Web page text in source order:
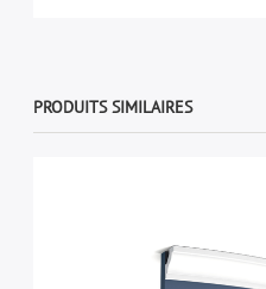
PRODUITS SIMILAIRES